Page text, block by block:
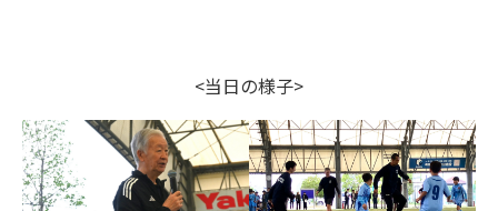
<当日の様子>